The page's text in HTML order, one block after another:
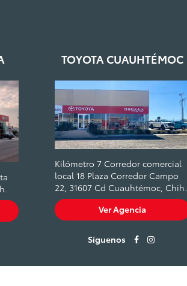
TOYOTA CUAUHTÉMOC
Kilómetro 7 Corredor comercial
local 18 Plaza Corredor Campo
22, 31607 Cd Cuauhtémoc, Chih.
Ver Agencia
Síguenos